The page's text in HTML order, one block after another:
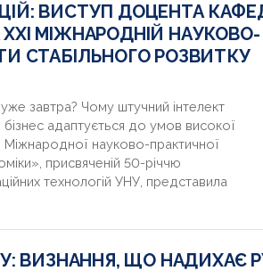
ВИСТУП ДОЦЕНТА
МІЖНАРОДНІЙ НАУКОВО-
СТАБІЛЬНОГО РОЗВИТКУ
завтра? Чому штучний інтелект
бізнес адаптується до умов високої
Міжнародної науково-практичної
присвяченій 50-річчю
технологій УНУ, представила
ВИЗНАННЯ, ЩО НАДИХАЄ